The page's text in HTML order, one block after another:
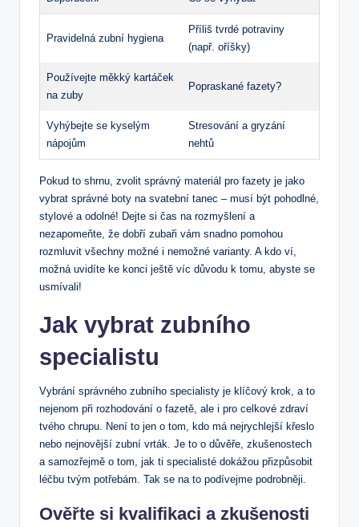
Pravidelná zubní hygiena
Příliš tvrdé potraviny
(např. oříšky)
Používejte měkký kartáček
na zuby
Popraskané fazety?
Vyhýbejte se kyselým
nápojům
Stresování a gryzání
nehtů
Pokud to shrnu, zvolit správný materiál pro fazety je jako
vybrat správné boty na svatební tanec – musí být pohodlné,
stylové a odolné! Dejte si čas na rozmyšlení a
nezapomeňte, že dobří zubaři vám snadno pomohou
rozmluvit všechny možné i nemožné varianty. A kdo ví,
možná uvidíte ke konci ještě víc důvodu k tomu, abyste se
usmívali!
Jak vybrat zubního
specialistu
Vybrání správného zubního specialisty je klíčový krok, a to
nejenom při rozhodování o fazetě, ale i pro celkové zdraví
tvého chrupu. Není to jen o tom, kdo má nejrychlejší křeslo
nebo nejnovější zubní vrták. Je to o důvěře, zkušenostech
a samozřejmě o tom, jak ti specialisté dokážou přizpůsobit
léčbu tvým potřebám. Tak se na to podívejme podrobněji.
Ověřte si kvalifikaci a zkušenosti